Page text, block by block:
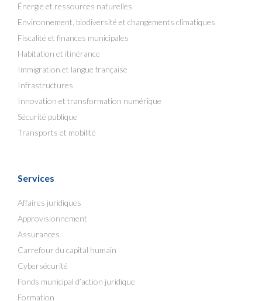
Énergie et ressources naturelles
Environnement, biodiversité et changements climatiques
Fiscalité et finances municipales
Habitation et itinérance
Immigration et langue française
Infrastructures
Innovation et transformation numérique
Sécurité publique
Transports et mobilité
Services
Affaires juridiques
Approvisionnement
Assurances
Carrefour du capital humain
Cybersécurité
Fonds municipal d’action juridique
Formation